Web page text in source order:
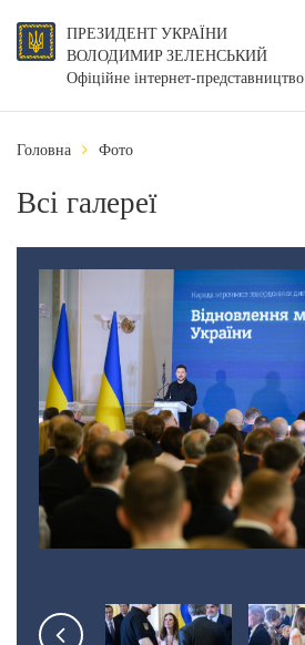
ПРЕЗИДЕНТ УКРАЇНИ
ВОЛОДИМИР ЗЕЛЕНСЬКИЙ
Офіційне інтернет-представництво
Головна Фото
Всі галереї